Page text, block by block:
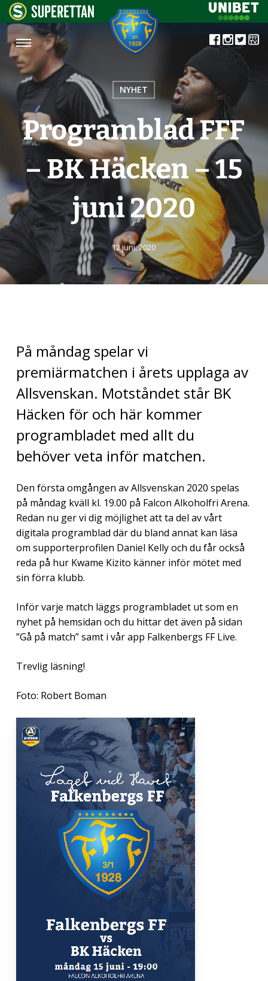
NYHET
Programblad FFF
– BK Häcken – 15
juni 2020
12 juni, 2020
På måndag spelar vi
premiärmatchen i årets upplaga av
Allsvenskan. Motståndet står BK
Häcken för och här kommer
programbladet med allt du
behöver veta inför matchen.
Den första omgången av Allsvenskan 2020 spelas
på måndag kväll kl. 19.00 på Falcon Alkoholfri Arena.
Redan nu ger vi dig möjlighet att ta del av vårt
digitala programblad där du bland annat kan läsa
om supporterprofilen Daniel Kelly och du får också
reda på hur Kwame Kizito känner inför mötet med
sin förra klubb.
Inför varje match läggs programbladet ut som en
nyhet på hemsidan och du hittar det även på sidan
”Gå på match” samt i vår app Falkenbergs FF Live.
Trevlig läsning!
Foto: Robert Boman